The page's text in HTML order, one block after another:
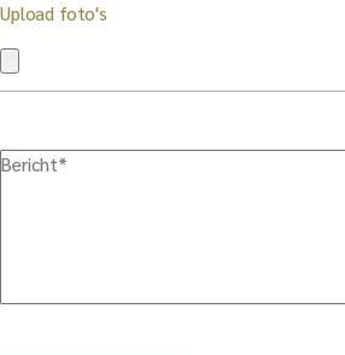
Upload foto's